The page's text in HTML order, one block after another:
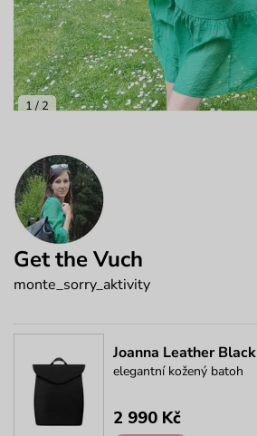
1/ 2
Get the Vuch
monte_sorry_aktivity
Joanna Leather Black
elegantní kožený batoh
2 990 Kč